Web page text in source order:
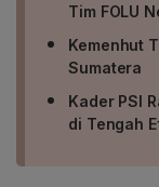
Tim FOLU
Kemenhut
Sumatera
Kader PSI
di Tengah